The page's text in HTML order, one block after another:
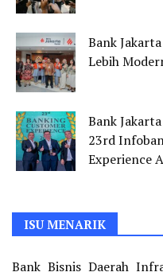
Bank
Lebih
Bank
23rd
Experience
ISU MENARIK
Bank Bisnis Daerah